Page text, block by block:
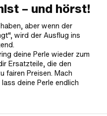
– und hörst!
aber wenn der
wird der Ausflug ins
deine Perle wieder zum
Ersatzteile, die den
fairen Preisen. Mach
deine Perle endlich